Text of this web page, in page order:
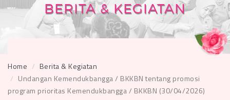
BERITA & KEGIATAN
Home
Berita & Kegiatan
Undangan Kemendukbangga / BKKBN tentang promosi
program prioritas Kemendukbangga / BKKBN (30/04/2026)